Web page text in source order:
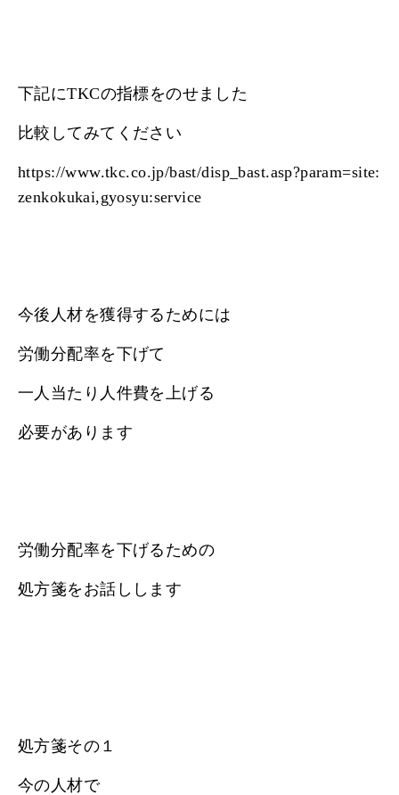
下記にTKCの指標をのせました
比較してみてください
https://www.tkc.co.jp/bast/disp_bast.asp?param=site:
zenkokukai,gyosyu:service
今後人材を獲得するためには
労働分配率を下げて
一人当たり人件費を上げる
必要があります
労働分配率を下げるための
処方箋をお話しします
処方箋その１
今の人材で